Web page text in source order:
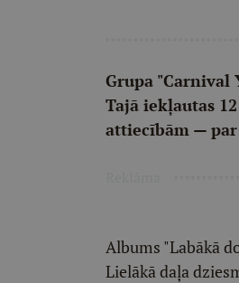
Grupa "Carnival
Tajā iekļautas
attiecībām —
Albums "Labākā
Lielākā daļa